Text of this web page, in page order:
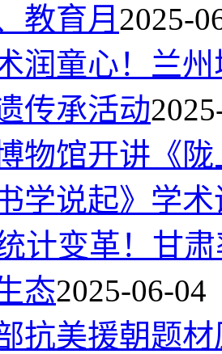
教育月 2025-
润童心！兰
传承活动
物馆开讲《
学说起》学术
计变革！甘
态2025-06-04
抗美援朝题